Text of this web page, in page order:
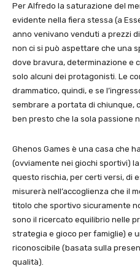
Per Alfredo la saturazione del
evidente nella fiera stessa (a
anno venivano venduti a prezzi
non ci si può aspettare che una
dove bravura, determinazione e
solo alcuni dei protagonisti. Le
drammatico, quindi, e se
sembrare a portata di chiunque,
ben presto che la sola passione
Ghenos Games è una casa che
(ovviamente nei giochi sportivi)
questo rischia, per certi versi, di
misurerà nell’accoglienza che il
titolo che sportivo sicuramente
sono il ricercato equilibrio nelle
strategia e gioco per famiglie) e
riconoscibile (basata sulla
qualità).